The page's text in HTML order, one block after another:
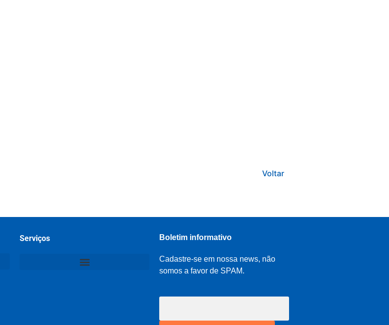
Voltar
Serviços Boletim informativo
Cadastre-se em nossa news, não
somos a favor de SPAM.